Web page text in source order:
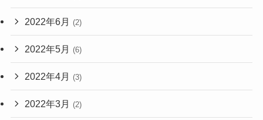
2022年6月 (2)
2022年5月 (6)
2022年4月 (3)
2022年3月 (2)